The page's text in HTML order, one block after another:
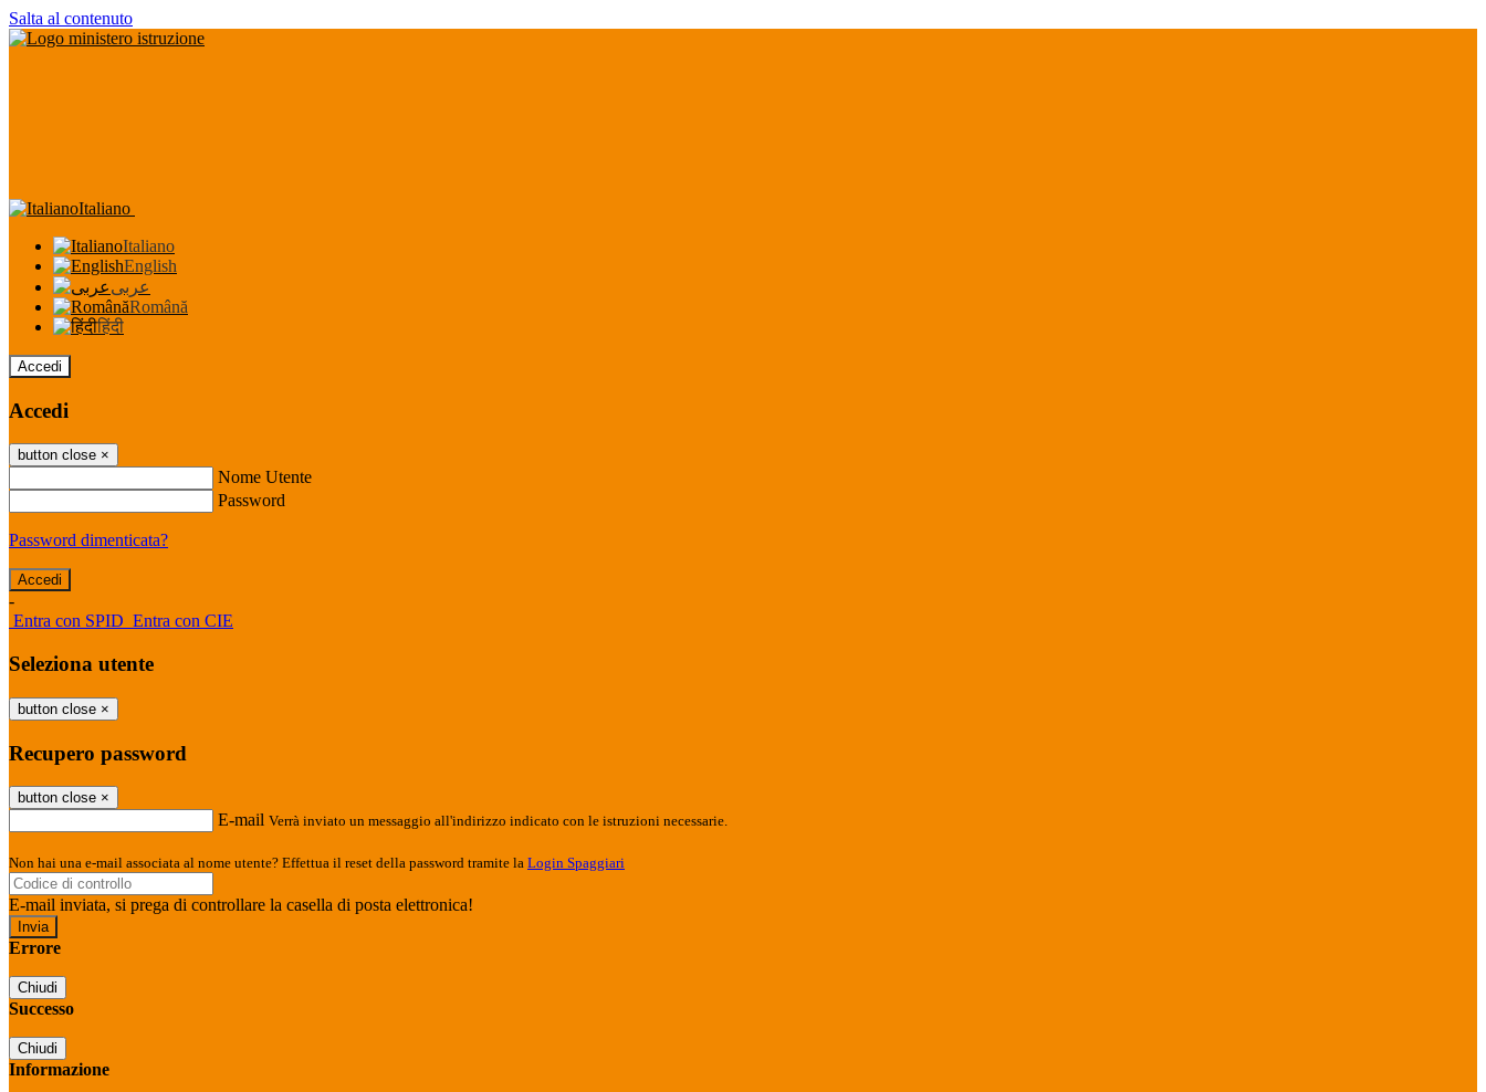
Salta al contenuto
Italiano
Italiano
English
عربى
Română
हिंदी
Accedi
Accedi
button close ×
Nome Utente
Password
Password dimenticata?
-
Entra con SPID Entra con CIE
Seleziona utente
button close ×
Recupero password
button close ×
E-mail Verrà inviato un messaggio all'indirizzo indicato con le istruzioni necessarie.
Non hai una e-mail associata al nome utente? Effettua il reset della password tramite la Login Spaggiari
E-mail inviata, si prega di controllare la casella di posta elettronica!
Errore
Chiudi
Successo
Chiudi
Informazione